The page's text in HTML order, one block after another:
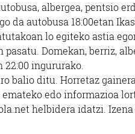
albergea, pentsio
da autobusa 18:00etan
lo egiteko astia
pasatu. Domekan, berriz,
ingururako.
balio ditu. Horretaz
edo informazioa
helbidera idatzi.